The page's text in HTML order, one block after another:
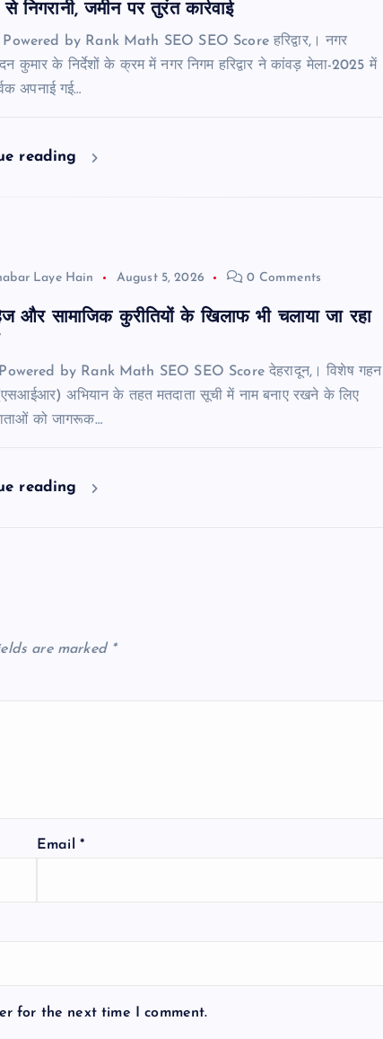
निगरानी, जमीन पर तुरंत कार्रवाई
by Rank Math SEO SEO Score हरिद्वार,। नगर
कुमार के निर्देशों के क्रम में नगर निगम हरिद्वार ने कांवड़ मेला-2025 में
अपनाई गई…
reading
Laye Hain August 5, 2026 0 Comments
और सामाजिक कुरीतियों के खिलाफ भी चलाया जा रहा
by Rank Math SEO SEO Score देहरादून,। विशेष गहन
(एसआईआर) अभियान के तहत मतदाता सूची में नाम बनाए रखने के लिए
को जागरूक…
reading
are marked *
Email *
for the next time I comment.